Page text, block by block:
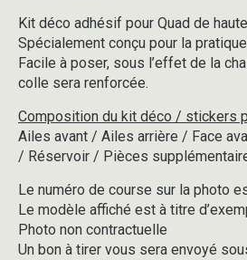
2DR4
-
GREY
CAMO
Kit déco adhésif pour Quad de
Spécialement conçu pour la
Facile à poser, sous l’effet de la
colle sera renforcée.
Composition du kit déco / stickers
Ailes avant / Ailes arrière / Face
/ Réservoir / Pièces
Le numéro de course sur la photo
Le modèle affiché est à titre
Photo non contractuelle
Un bon à tirer vous sera envoyé